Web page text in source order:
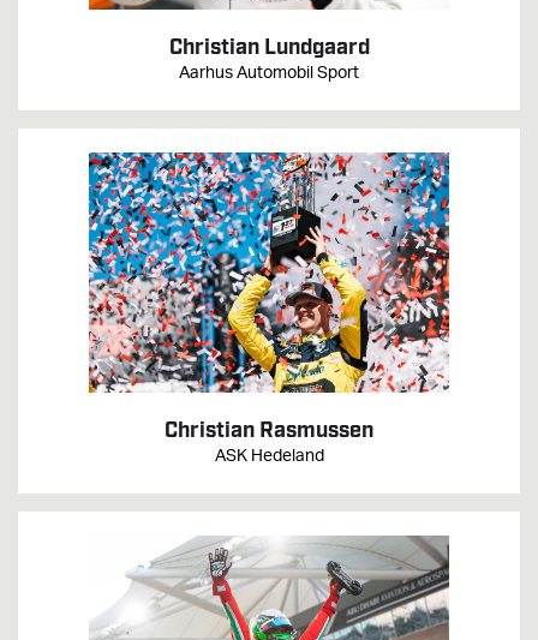
Christian Lundgaard
Aarhus Automobil Sport
Christian Rasmussen
ASK Hedeland